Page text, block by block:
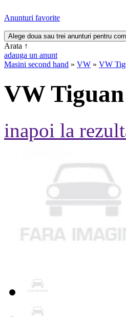
Anunturi favorite
Arata ↑
adauga un anunt
Masini second hand » VW » VW
VW Tiguan
inapoi la